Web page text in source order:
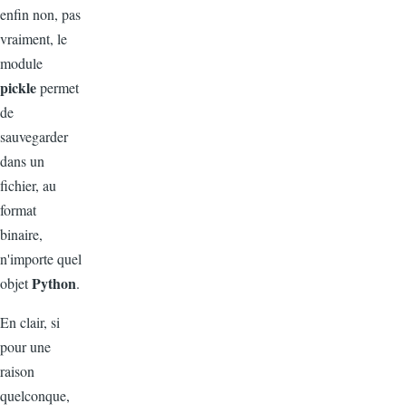
enfin non, pas
vraiment, le
module
picklepermet
de
sauvegarder
dans un
fichier, au
format
binaire,
n'importe quel
objetPython.
En clair, si
pour une
raison
quelconque,